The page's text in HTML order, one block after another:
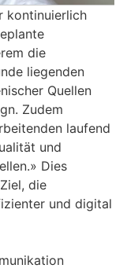
kontinuierlich
die
liegenden
Quellen
Zudem
laufend
und
Dies
die
und digital